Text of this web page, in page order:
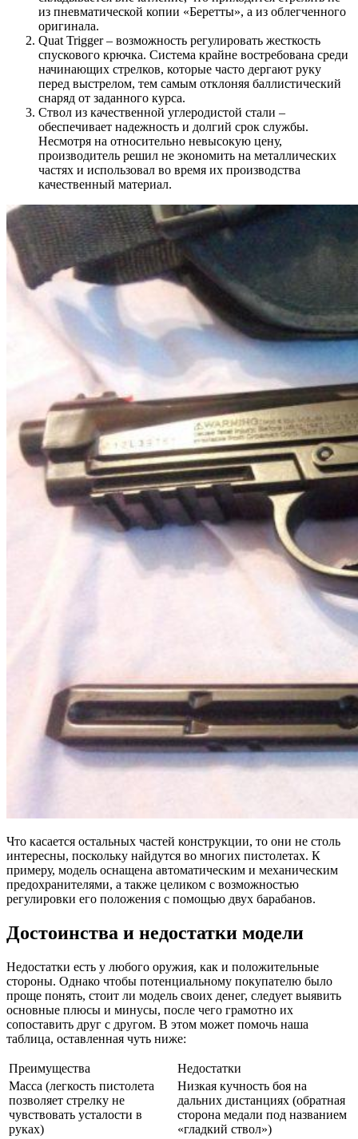
из пневматической копии «Беретты», а из облегченного
оригинала.
Quat Trigger – возможность регулировать жесткость
спускового крючка. Система крайне востребована среди
начинающих стрелков, которые часто дергают руку
перед выстрелом, тем самым отклоняя баллистический
снаряд от заданного курса.
Ствол из качественной углеродистой стали –
обеспечивает надежность и долгий срок службы.
Несмотря на относительно невысокую цену,
производитель решил не экономить на металлических
частях и использовал во время их производства
качественный материал.
Что касается остальных частей конструкции, то они не столь
интересны, поскольку найдутся во многих пистолетах. К
примеру, модель оснащена автоматическим и механическим
предохранителями, а также целиком с возможностью
регулировки его положения с помощью двух барабанов.
Достоинства и недостатки модели
Недостатки есть у любого оружия, как и положительные
стороны. Однако чтобы потенциальному покупателю было
проще понять, стоит ли модель своих денег, следует выявить
основные плюсы и минусы, после чего грамотно их
сопоставить друг с другом. В этом может помочь наша
таблица, оставленная чуть ниже:
Преимущества
Недостатки
Масса (легкость пистолета
позволяет стрелку не
чувствовать усталости в
руках)
Низкая кучность боя на
дальних дистанциях (обратная
сторона медали под названием
«гладкий ствол»)